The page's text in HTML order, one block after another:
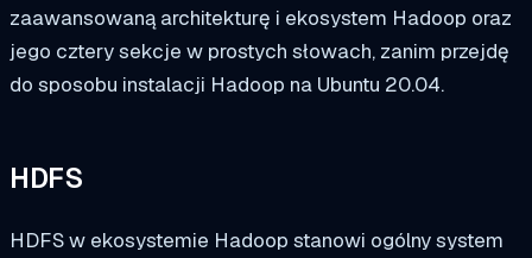
zaawansowaną architekturę i ekosystem Hadoop oraz
jego cztery sekcje w prostych słowach, zanim przejdę
do sposobu instalacji Hadoop na Ubuntu 20.04.
HDFS
HDFS w ekosystemie Hadoop stanowi ogólny system